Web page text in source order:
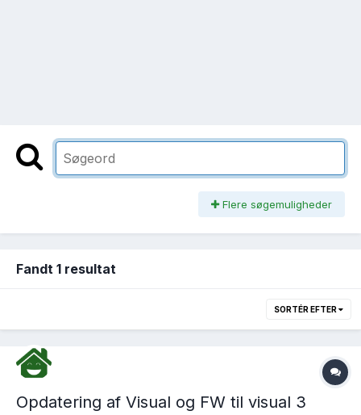
Flere søgemuligheder
Fandt 1 resultat
SORTÉR EFTER
Opdatering af Visual og FW til visual 3